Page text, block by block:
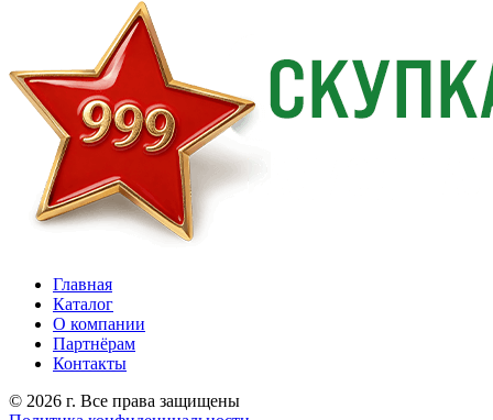
Главная
Каталог
О компании
Партнёрам
Контакты
© 2026 г. Все права защищены